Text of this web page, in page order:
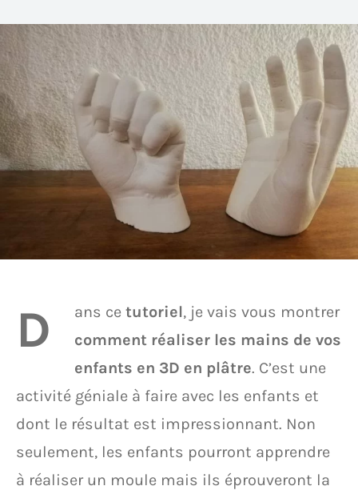
D ans ce tutoriel, je vais vous montrer
comment réaliser les mains de vos
enfants en 3D en plâtre. C’est une
activité géniale à faire avec les enfants et
dont le résultat est impressionnant. Non
seulement, les enfants pourront apprendre
à réaliser un moule mais ils éprouveront la